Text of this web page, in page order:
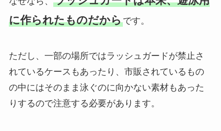
に作られたものだからです。
ただし、一部の場所ではラッシュガードが禁止さ
れているケースもあったり、市販されているもの
の中にはそのまま泳ぐのに向かない素材もあった
りするので注意する必要があります。